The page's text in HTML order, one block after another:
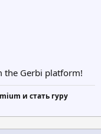
the Gerbi platform!
и стать гуру